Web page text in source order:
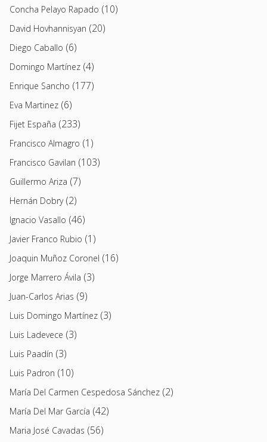
Concha Pelayo Rapado (10)
David Hovhannisyan (20)
Diego Caballo (6)
Domingo Martínez (4)
Enrique Sancho (177)
Eva Martinez (6)
Fijet España (233)
Francisco Almagro (1)
Francisco Gavilan (103)
Guillermo Ariza (7)
Hernán Dobry(2)
Ignacio Vasallo (46)
Javier Franco Rubio (1)
Joaquin Muñoz Coronel (16)
Jorge Marrero Ávila (3)
Juan-Carlos Arias (9)
Luis Domingo Martínez (3)
Luis Ladevece (3)
Luis Paadín (3)
Luis Padron (10)
María Del Carmen Cespedosa Sánchez (2)
María Del Mar García (42)
Maria José Cavadas (56)